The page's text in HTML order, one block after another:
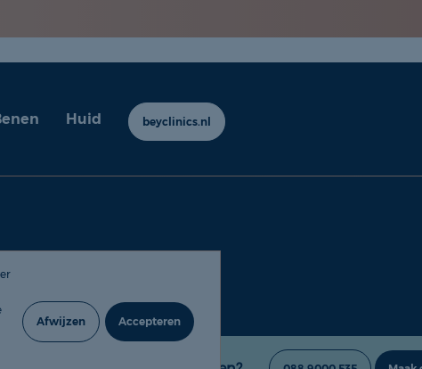
Afwijzen Accepteren
Huid beyclinics.nl
Bey ervaringen |